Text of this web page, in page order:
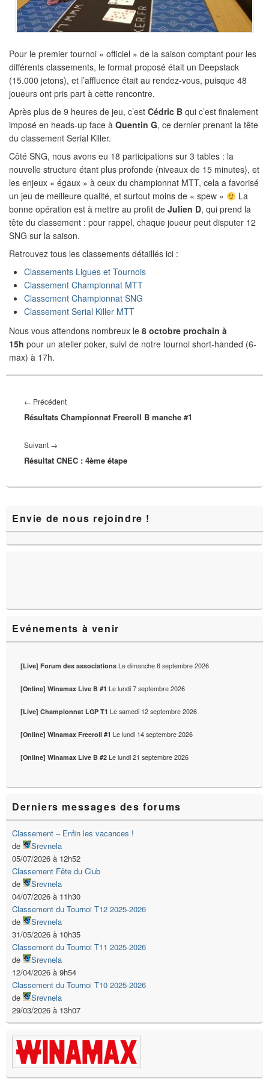
Pour le premier tournoi « officiel » de la saison comptant pour les
différents classements, le format proposé était un Deepstack
(15.000 jetons), et l’affluence était au rendez-vous, puisque 48
joueurs ont pris part à cette rencontre.
Après plus de 9 heures de jeu, c’est Cédric B qui c’est finalement
imposé en heads-up face à Quentin G, ce dernier prenant la tête
du classement Serial Killer.
Côté SNG, nous avons eu 18 participations sur 3 tables : la
nouvelle structure étant plus profonde (niveaux de 15 minutes), et
les enjeux « égaux » à ceux du championnat MTT, cela a favorisé
un jeu de meilleure qualité, et surtout moins de « spew »
La
bonne opération est à mettre au profit de Julien D, qui prend la
tête du classement : pour rappel, chaque joueur peut disputer 12
SNG sur la saison.
Retrouvez tous les classements détaillés ici :
Classements Ligues et Tournois
Classement Championnat MTT
Classement Championnat SNG
Classement Serial Killer MTT
Nous vous attendons nombreux le 8 octobre prochain à
15h pour un atelier poker, suivi de notre tournoi short-handed (6-
max) à 17h.
de
← PrécédentArticle
précédent :
Résultats Championnat Freeroll B manche #1
Suivant →
suivant :
Résultat CNEC : 4ème étape
principale
de
widget
Envie de nous rejoindre !
Evénements à venir
[Live] Forum des associations Ledimanche 6 septembre 2026
[Online] Winamax Live B #1 Lelundi 7 septembre 2026
[Live] Championnat LGP T1 Lesamedi 12 septembre 2026
[Online] Winamax Freeroll #1 Lelundi 14 septembre 2026
[Online] Winamax Live B #2 Lelundi 21 septembre 2026
Derniers messages des forums
Classement – Enfin les vacances !
de
Srevnela
05/07/2026 à 12h52
Classement Fête du Club
de
Srevnela
04/07/2026 à 11h30
Classement du Tournoi T12 2025-2026
de
Srevnela
31/05/2026 à 10h35
Classement du Tournoi T11 2025-2026
de
Srevnela
12/04/2026 à 9h54
Classement du Tournoi T10 2025-2026
de
Srevnela
29/03/2026 à 13h07